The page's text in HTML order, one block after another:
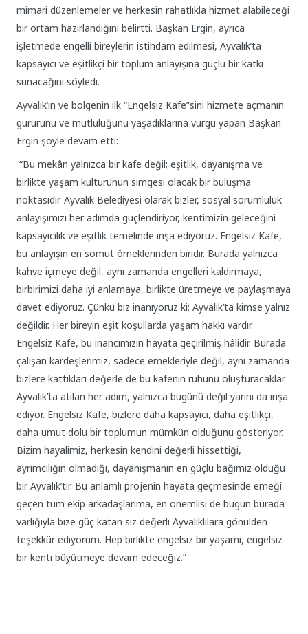
mimari düzenlemeler ve herkesin rahatlıkla hizmet alabileceği
bir ortam hazırlandığını belirtti. Başkan Ergin, ayrıca
işletmede engelli bireylerin istihdam edilmesi, Ayvalık’ta
kapsayıcı ve eşitlikçi bir toplum anlayışına güçlü bir katkı
sunacağını söyledi.
Ayvalık’ın ve bölgenin ilk “Engelsiz Kafe”sini hizmete açmanın
gururunu ve mutluluğunu yaşadıklarına vurgu yapan Başkan
Ergin şöyle devam etti:
“Bu mekân yalnızca bir kafe değil; eşitlik, dayanışma ve
birlikte yaşam kültürünün simgesi olacak bir buluşma
noktasıdır. Ayvalık Belediyesi olarak bizler, sosyal sorumluluk
anlayışımızı her adımda güçlendiriyor, kentimizin geleceğini
kapsayıcılık ve eşitlik temelinde inşa ediyoruz. Engelsiz Kafe,
bu anlayışın en somut örneklerinden biridir. Burada yalnızca
kahve içmeye değil, aynı zamanda engelleri kaldırmaya,
birbirimizi daha iyi anlamaya, birlikte üretmeye ve paylaşmaya
davet ediyoruz. Çünkü biz inanıyoruz ki; Ayvalık’ta kimse yalnız
değildir. Her bireyin eşit koşullarda yaşam hakkı vardır.
Engelsiz Kafe, bu inancımızın hayata geçirilmiş hâlidir. Burada
çalışan kardeşlerimiz, sadece emekleriyle değil, aynı zamanda
bizlere kattıkları değerle de bu kafenin ruhunu oluşturacaklar.
Ayvalık’ta atılan her adım, yalnızca bugünü değil yarını da inşa
ediyor. Engelsiz Kafe, bizlere daha kapsayıcı, daha eşitlikçi,
daha umut dolu bir toplumun mümkün olduğunu gösteriyor.
Bizim hayalimiz, herkesin kendini değerli hissettiği,
ayrımcılığın olmadığı, dayanışmanın en güçlü bağımız olduğu
bir Ayvalık’tır. Bu anlamlı projenin hayata geçmesinde emeği
geçen tüm ekip arkadaşlarıma, en önemlisi de bugün burada
varlığıyla bize güç katan siz değerli Ayvalıklılara gönülden
teşekkür ediyorum. Hep birlikte engelsiz bir yaşamı, engelsiz
bir kenti büyütmeye devam edeceğiz.”